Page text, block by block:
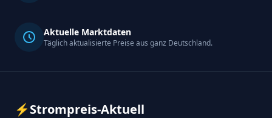
Aktuelle Marktdaten
Täglich aktualisierte Preise aus ganz Deutschland.
⚡Strompreis-Aktuell